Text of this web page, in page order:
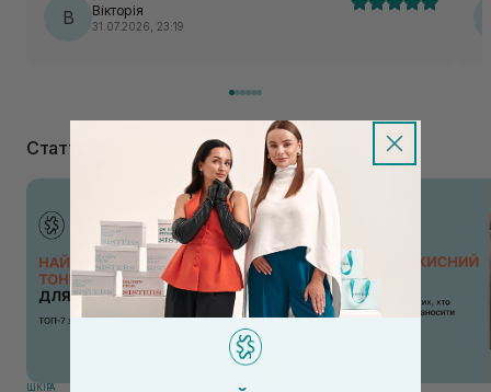
В Вікторія
31.07.2026, 23:19
Статті
ШКIРА